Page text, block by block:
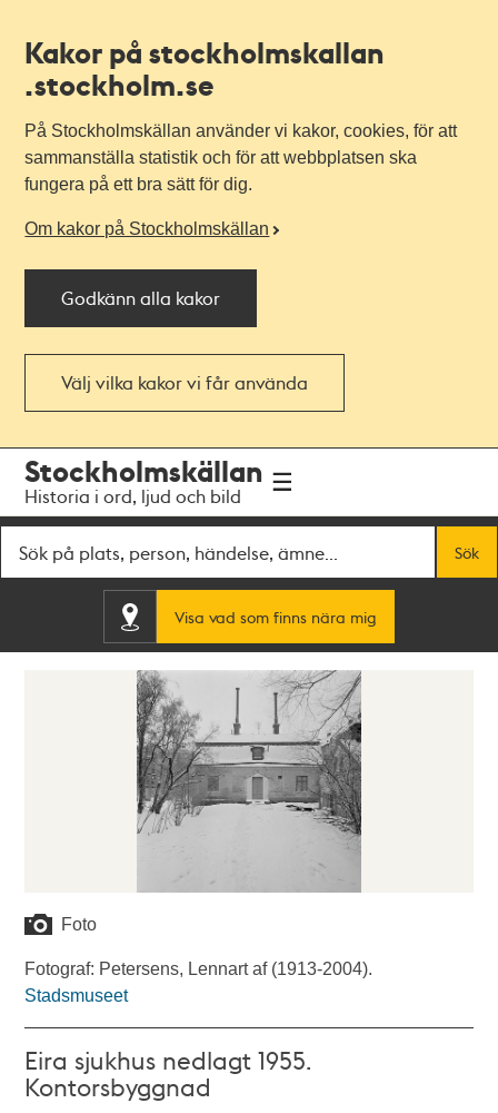
Kakor på stockholmskallan
.stockholm.se
På Stockholmskällan använder vi kakor, cookies, för att
sammanställa statistik och för att webbplatsen ska
fungera på ett bra sätt för dig.
Om kakor på Stockholmskällan
Godkänn alla kakor
Välj vilka kakor vi får använda
navigationen
huvudinnehållet
Stockholmskällan
Historia i ord, ljud och bild
Sök
Visa vad som finns nära mig
Foto
Fotograf: Petersens, Lennart af (1913-2004).
Stadsmuseet
Eira sjukhus nedlagt 1955.
Kontorsbyggnad